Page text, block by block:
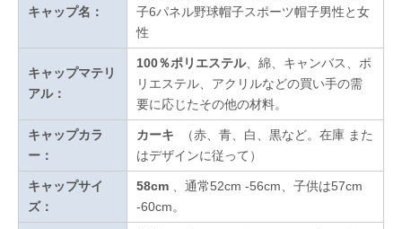
キャップ名：
子6パネル野球帽子スポーツ帽子男性と女
性
キャップマテリ
アル：
100％ポリエステル、綿、キャンバス、ポ
リエステル、アクリルなどの買い手の需
要に応じたその他の材料。
キャップカラ
ー：
カーキ （赤、青、白、黒など。在庫 また
はデザインに従って ）
キャップサイ
ズ：
58cm
、通常52cm -56cm、子供は57cm
-60cm。